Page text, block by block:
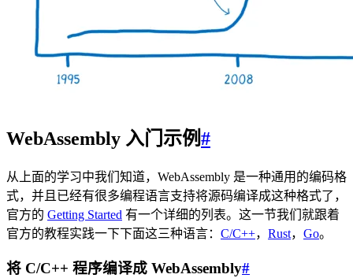
WebAssembly 入门示例#
从上面的学习中我们知道，WebAssembly 是一种通用的编码格
式，并且已经有很多编程语言支持将源码编译成这种格式了，
官方的 Getting Started 有一个详细的列表。这一节我们就跟着
官方的教程实践一下下面这三种语言： C/C++， Rust， Go。
将 C/C++ 程序编译成 WebAssembly#